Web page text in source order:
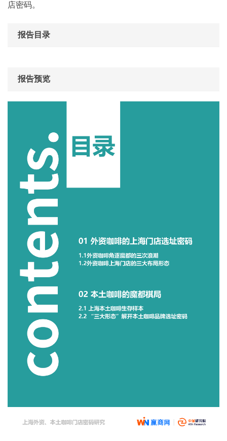
店密码。
报告目录
报告预览